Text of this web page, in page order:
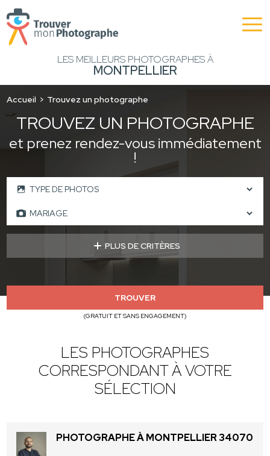
LES MEILLEURS PHOTOGRAPHES À
MONTPELLIER
Accueil Trouvez un photographe
TROUVEZ UN PHOTOGRAPHE
et prenez rendez-vous immédiatement
!
PLUS DE CRITÈRES
TROUVER
(GRATUIT ET SANS ENGAGEMENT)
LES PHOTOGRAPHES
CORRESPONDANT À VOTRE
SÉLECTION
PHOTOGRAPHE À MONTPELLIER 34070